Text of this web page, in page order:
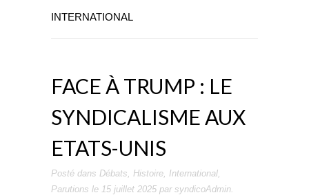
INTERNATIONAL
FACE À TRUMP : LE
SYNDICALISME AUX
ETATS-UNIS
Posté dans Débats, Histoire, International,
Parutions le 15 juillet 2025 par syndicoAdmin.